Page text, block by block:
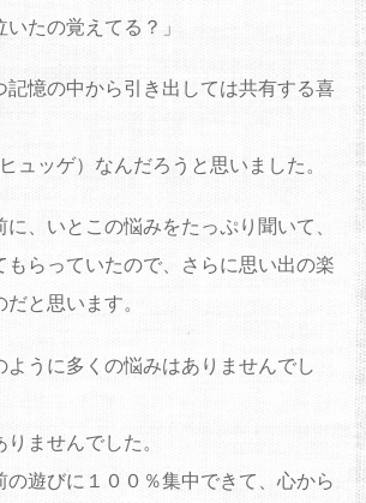
たの覚えてる？」
記憶の中から引き出しては共有する喜
ュッゲ）なんだろうと思いました。
に、いとこの悩みをたっぷり聞いて、
もらっていたので、さらに思い出の楽
と思います。
ように多くの悩みはありませんでし
ませんでした。
の遊びに１００％集中できて、心から